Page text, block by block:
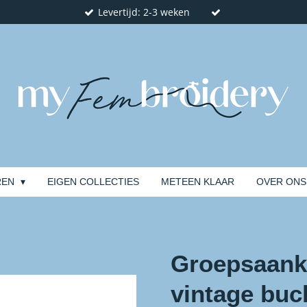
Levertijd: 2-3 weken
EIGEN COLLECTIES METEEN KLAAR OVER ONS
vintage